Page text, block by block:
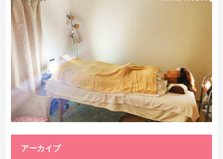
アーカイブ